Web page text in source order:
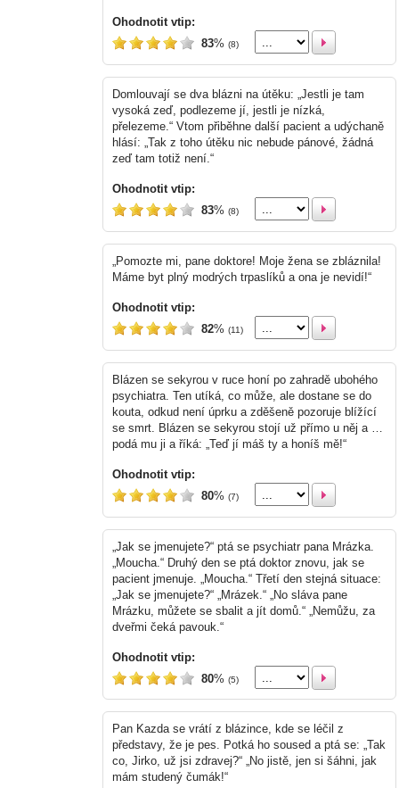
Ohodnotit vtip:
83% (8)
Domlouvají se dva blázni na útěku: „Jestli je tam
vysoká zeď, podlezeme jí, jestli je nízká,
přelezeme.“ Vtom přiběhne další pacient a udýchaně
hlásí: „Tak z toho útěku nic nebude pánové, žádná
zeď tam totiž není.“
Ohodnotit vtip:
83% (8)
„Pomozte mi, pane doktore! Moje žena se zbláznila!
Máme byt plný modrých trpaslíků a ona je nevidí!“
Ohodnotit vtip:
82% (11)
Blázen se sekyrou v ruce honí po zahradě ubohého
psychiatra. Ten utíká, co může, ale dostane se do
kouta, odkud není úprku a zděšeně pozoruje blížící
se smrt. Blázen se sekyrou stojí už přímo u něj a …
podá mu ji a říká: „Teď jí máš ty a honíš mě!“
Ohodnotit vtip:
80% (7)
„Jak se jmenujete?“ ptá se psychiatr pana Mrázka.
„Moucha.“ Druhý den se ptá doktor znovu, jak se
pacient jmenuje. „Moucha.“ Třetí den stejná situace:
„Jak se jmenujete?“ „Mrázek.“ „No sláva pane
Mrázku, můžete se sbalit a jít domů.“ „Nemůžu, za
dveřmi čeká pavouk.“
Ohodnotit vtip:
80% (5)
Pan Kazda se vrátí z blázince, kde se léčil z
představy, že je pes. Potká ho soused a ptá se: „Tak
co, Jirko, už jsi zdravej?“ „No jistě, jen si šáhni, jak
mám studený čumák!“